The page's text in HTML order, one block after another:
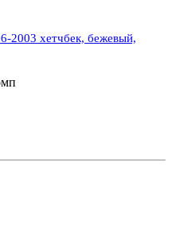
2003 хетчбек, бежевый,